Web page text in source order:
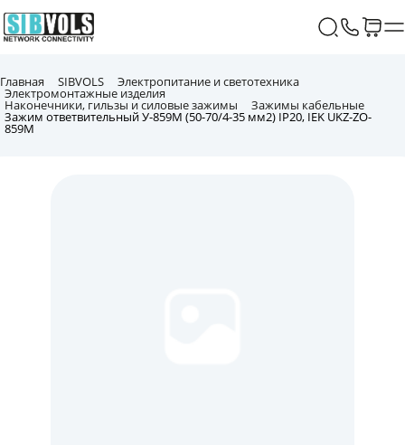
Главная SIBVOLS Электропитание и светотехника
Электромонтажные изделия
Наконечники, гильзы и силовые зажимы Зажимы кабельные
Зажим ответвительный У-859М (50-70/4-35 мм2) IP20, IEK UKZ-ZO-
859M